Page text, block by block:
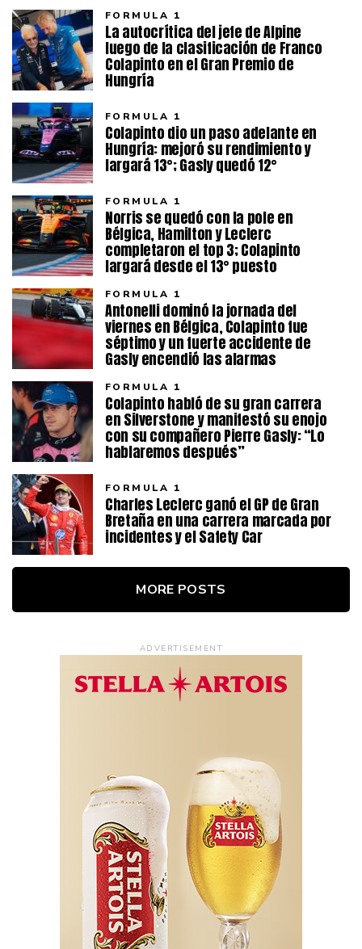
FORMULA 1
La autocrítica del jefe de Alpine
luego de la clasificación de Franco
Colapinto en el Gran Premio de
Hungría
FORMULA 1
Colapinto dio un paso adelante en
Hungría: mejoró su rendimiento y
largará 13°; Gasly quedó 12°
FORMULA 1
Norris se quedó con la pole en
Bélgica, Hamilton y Leclerc
completaron el top 3; Colapinto
largará desde el 13° puesto
FORMULA 1
Antonelli dominó la jornada del
viernes en Bélgica, Colapinto fue
séptimo y un fuerte accidente de
Gasly encendió las alarmas
FORMULA 1
Colapinto habló de su gran carrera
en Silverstone y manifestó su enojo
con su compañero Pierre Gasly: “Lo
hablaremos después”
FORMULA 1
Charles Leclerc ganó el GP de Gran
Bretaña en una carrera marcada por
incidentes y el Safety Car
MORE POSTS
ADVERTISEMENT